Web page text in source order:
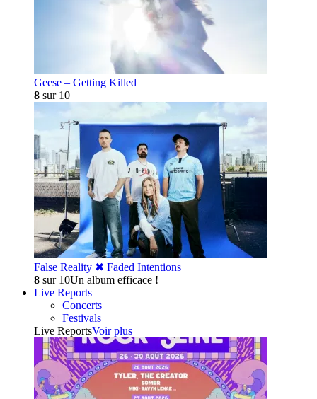
Geese – Getting Killed
8 sur 10
False Reality ✖︎ Faded Intentions
8 sur 10Un album efficace !
Live Reports
Concerts
Festivals
Live ReportsVoir plus